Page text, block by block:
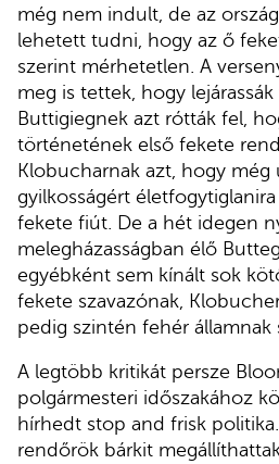
még nem indult, de az
lehetett tudni, hogy az ő
szerint mérhetetlen. A
meg is tettek, hogy lejárassák
Buttigiegnek azt rótták fel,
történetének első fekete
Klobucharnak azt, hogy még
gyilkosságért
fekete fiút. De a hét idegen
melegházasságban élő
egyébként sem kínált sok
fekete szavazónak,
pedig szintén fehér államnak
A legtöbb kritikát persze
polgármesteri időszakához
hírhedt stop and frisk
rendőrök bárkit